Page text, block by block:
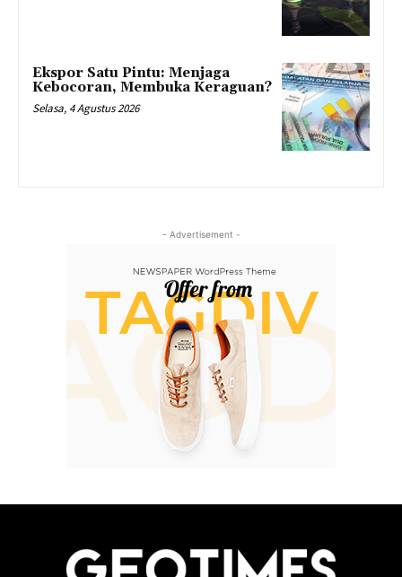
Ekspor Satu Pintu: Menjaga
Kebocoran, Membuka Keraguan?
Selasa, 4 Agustus 2026
- Advertisement -